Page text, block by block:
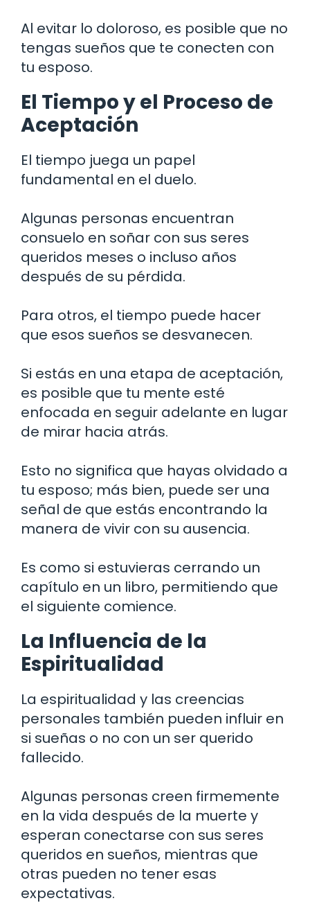
Al evitar lo doloroso, es posible que no
tengas sueños que te conecten con
tu esposo.
El Tiempo y el Proceso de
Aceptación
El tiempo juega un papel
fundamental en el duelo.
Algunas personas encuentran
consuelo en soñar con sus seres
queridos meses o incluso años
después de su pérdida.
Para otros, el tiempo puede hacer
que esos sueños se desvanecen.
Si estás en una etapa de aceptación,
es posible que tu mente esté
enfocada en seguir adelante en lugar
de mirar hacia atrás.
Esto no significa que hayas olvidado a
tu esposo; más bien, puede ser una
señal de que estás encontrando la
manera de vivir con su ausencia.
Es como si estuvieras cerrando un
capítulo en un libro, permitiendo que
el siguiente comience.
La Influencia de la
Espiritualidad
La espiritualidad y las creencias
personales también pueden influir en
si sueñas o no con un ser querido
fallecido.
Algunas personas creen firmemente
en la vida después de la muerte y
esperan conectarse con sus seres
queridos en sueños, mientras que
otras pueden no tener esas
expectativas.